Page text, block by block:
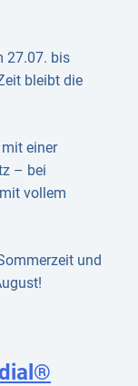
27.07. bis
bleibt die
einer
– bei
vollem
und